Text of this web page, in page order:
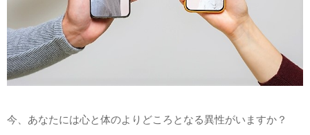
今、あなたには心と体のよりどころとなる異性がいますか？